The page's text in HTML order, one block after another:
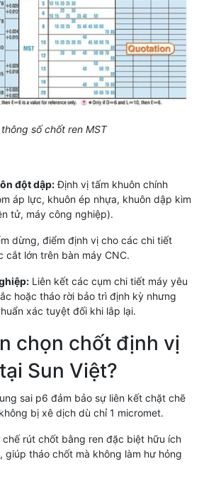
số chốt ren MST
đột dập:Định vị tấm khuôn chính
áp lực, khuôn ép nhựa, khuôn dập kim
tử, máy công nghiệp).
dừng, điểm định vị cho các chi tiết
cắt lớn trên bàn máy CNC.
Liên kết các cụm chi tiết máy yêu
hoặc tháo rời bảo trì định kỳ nhưng
xác tuyệt đối khi lắp lại.
chọn chốt định vị
Sun Việt?
sai p6 đảm bảo sự liên kết chặt chẽ
bị xê dịch dù chỉ 1 micromet.
rút chốt bằng ren đặc biệt hữu ích
giúp tháo chốt mà không làm hư hỏng